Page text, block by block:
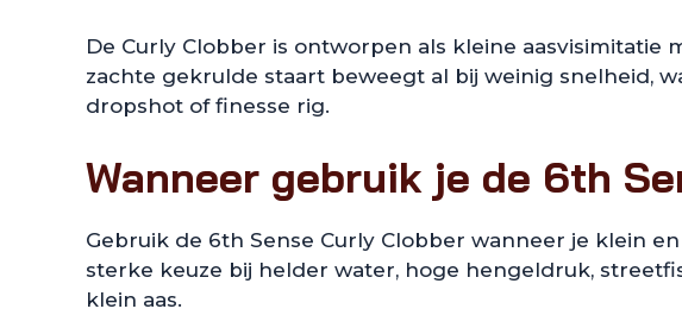
De Curly Clobber is ontworpen als kleine
zachte gekrulde staart beweegt al bij weinig snelheid,
dropshot of finesse rig.
Wanneer gebruik je de 6th
Gebruik de 6th Sense Curly Clobber wanneer je klein
sterke keuze bij helder water, hoge hengeldruk,
klein aas.